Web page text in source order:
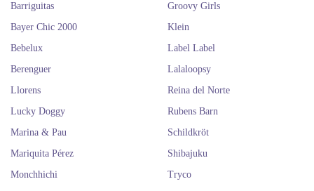
Barriguitas
Bayer Chic 2000
Bebelux
Berenguer
Groovy Girls
Klein
Label Label
Lalaloopsy
Llorens
Lucky Doggy
Marina & Pau
Mariquita Pérez
Monchhichi
Reina del Norte
Rubens Barn
Schildkröt
Shibajuku
Tryco